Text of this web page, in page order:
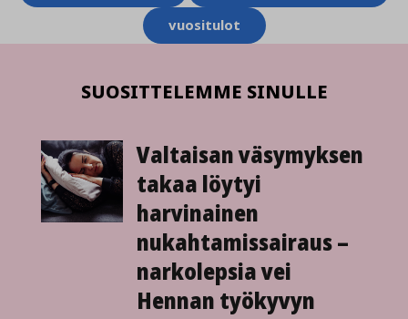
vuositulot
SUOSITTELEMME SINULLE
Valtaisan väsymyksen
takaa löytyi
harvinainen
nukahtamis­sairaus –
narkolepsia vei
Hennan työkyvyn